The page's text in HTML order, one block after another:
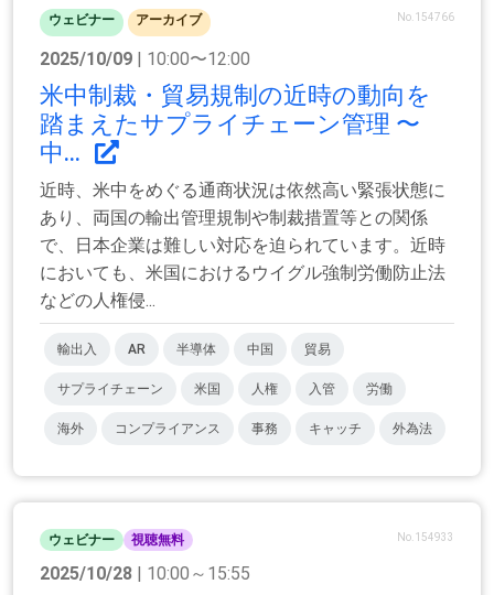
ウェビナー アーカイブ No.154766
2025/10/09 | 10:00〜12:00
米中制裁・貿易規制の近時の動向を
踏まえたサプライチェーン管理 〜
中...
近時、米中をめぐる通商状況は依然高い緊張状態に
あり、両国の輸出管理規制や制裁措置等との関係
で、日本企業は難しい対応を迫られています。近時
においても、米国におけるウイグル強制労働防止法
などの人権侵...
輸出入 AR 半導体 中国 貿易
サプライチェーン 米国 人権 入管 労働
海外 コンプライアンス 事務 キャッチ 外為法
ウェビナー 視聴無料 No.154933
2025/10/28 | 10:00～15:55